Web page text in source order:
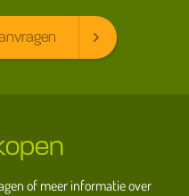
of meer informatie over